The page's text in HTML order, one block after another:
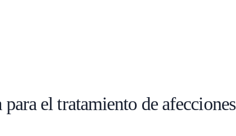
el tratamiento de afecciones